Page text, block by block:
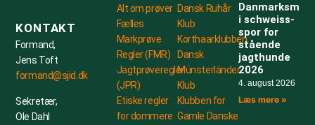
KONTAKT
Formand,
Jens Toft
formand@sjid.dk
Sekretær,
Ole Dahl
Alt om prøver
Fælles
Markprøve
Regler (FMR)
Jagtprøveregler
(JPR)
Etiske regler
for dommere
Dansk Ruhår
Klub
Korthaarklubben
Dansk
Münsterländer
Klub
Klubben for
Gamle Danske
i schweiss-
spor for
stående
jagthunde
2026
4. august 2026
Læs mere »